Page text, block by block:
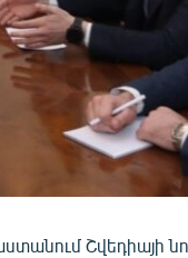
Շվեդիայի